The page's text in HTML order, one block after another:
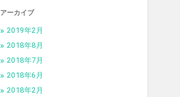
アーカイブ
2019年2月
2018年8月
2018年7月
2018年6月
2018年2月